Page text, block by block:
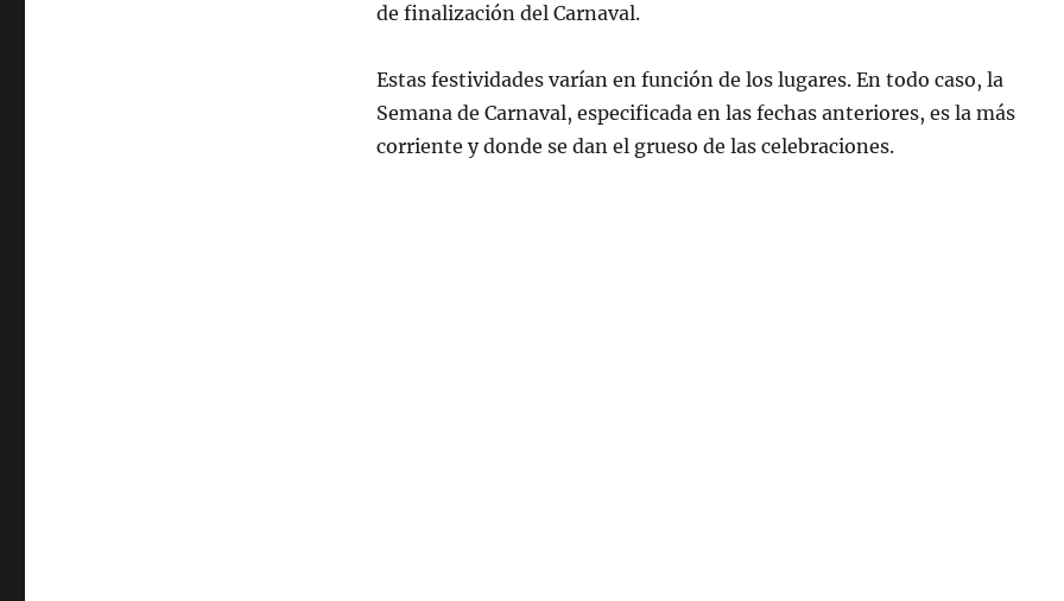
de finalización del Carnaval.
Estas festividades varían en función de los lugares. En todo caso, la
Semana de Carnaval, especificada en las fechas anteriores, es la más
corriente y donde se dan el grueso de las celebraciones.